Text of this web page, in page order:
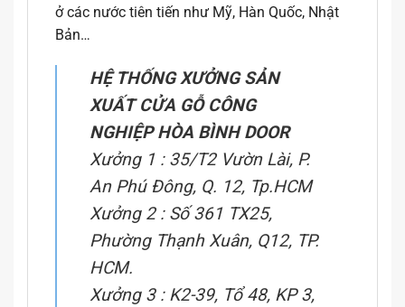
ở các nước tiên tiến như Mỹ, Hàn Quốc, Nhật
Bản…
HỆ THỐNG XƯỞNG SẢN
XUẤT CỬA GỖ CÔNG
NGHIỆP HÒA BÌNH DOOR
Xưởng 1 : 35/T2 Vườn Lài, P.
An Phú Đông, Q. 12, Tp.HCM
Xưởng 2 : Số 361 TX25,
Phường Thạnh Xuân, Q12, TP.
HCM.
Xưởng 3 : K2-39, Tổ 48, KP 3,